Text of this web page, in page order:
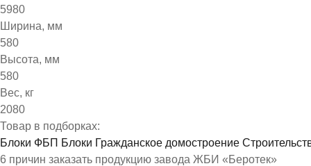
5980
Ширина, мм
580
Высота, мм
580
Вес, кг
2080
Товар в подборках:
Блоки ФБП Блоки Гражданское домостроение
6 причин заказать продукцию завода ЖБИ «Беротек»